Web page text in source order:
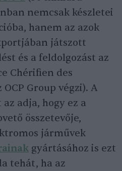
nemcsak készletei
hanem az azok
játszott
és a feldolgozást az
Chérifien des
Group végzi). A
adja, hogy ez a
összetevője,
járművek
gyártásához is ezt
tehát, ha az